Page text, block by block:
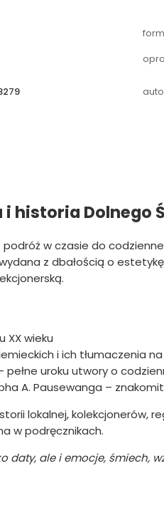
historia Dolnego
podróż w czasie do
z dbałością o
XX wieku
i ich tłumaczenia na
uroku utwory o
A. Pausewanga –
lokalnej, kolekcjonerów,
w podręcznikach.
daty, ale i emocje, śmiech,